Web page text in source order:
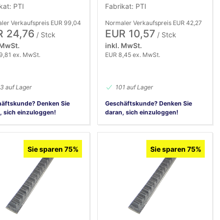
PTI
Verkaufspreis EUR 99,04
24,76 / Stck
ex. MwSt.
auf Lager
Denken Sie
sich einzuloggen!
Fabrikat: PTI
Normaler Verkaufspreis EUR 42,27
EUR 10,57 / Stck
inkl. MwSt.
EUR 8,45 ex. MwSt.
101 auf Lager
Geschäftskunde? Denken Sie
daran, sich einzuloggen!
Sie sparen 75% Sie sparen 75%